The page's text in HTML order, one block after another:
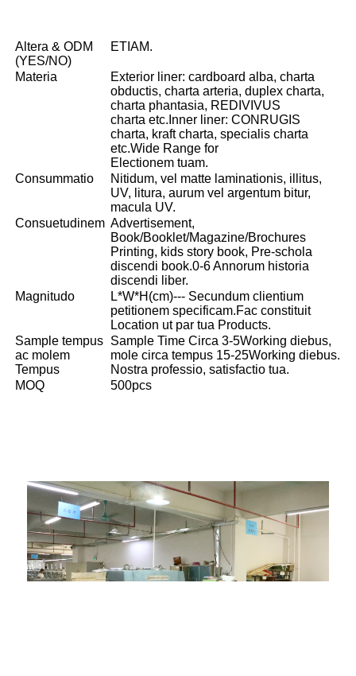
Altera & ODM
(YES/NO)
ETIAM.
Materia
Exterior liner: cardboard alba, charta
obductis, charta arteria, duplex charta,
charta phantasia, REDIVIVUS
charta etc.Inner liner: CONRUGIS
charta, kraft charta, specialis charta
etc.Wide Range for
Electionem tuam.
Consummatio
Nitidum, vel matte laminationis, illitus,
UV, litura, aurum vel argentum bitur,
macula UV.
Consuetudinem Advertisement,
Book/Booklet/Magazine/Brochures
Printing, kids story book, Pre-schola
discendi book.0-6 Annorum historia
discendi liber.
Magnitudo
L*W*H(cm)--- Secundum clientium
petitionem specificam.Fac constituit
Location ut par tua Products.
Sample tempus
ac molem
Tempus
Sample Time Circa 3-5Working diebus,
mole circa tempus 15-25Working diebus.
Nostra professio, satisfactio tua.
MOQ
500pcs